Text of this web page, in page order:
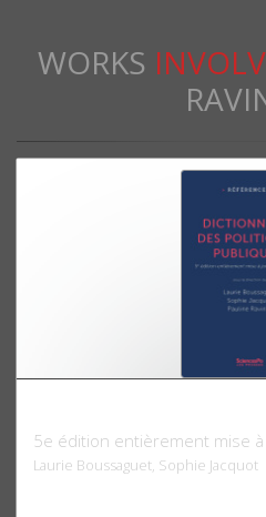
WORKS
5e édition entièrement mise
Laurie Boussaguet, Sophie Jacquot